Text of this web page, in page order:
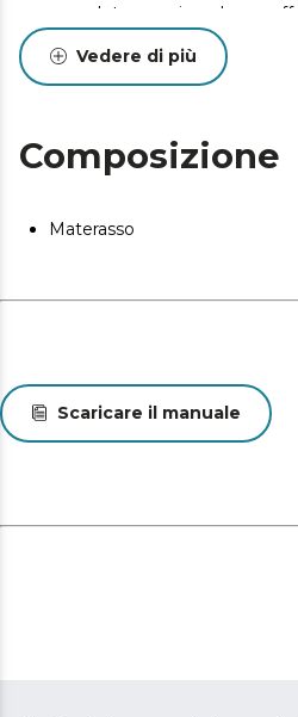
completano a vicenda per
SeparateMuv: tecnologia che
correttamente allineata.
Triplo sistema di protezione:
funghi.
le misure per adattarsi alle
Vedere di più
Composizione
Materasso
Scaricare il manuale